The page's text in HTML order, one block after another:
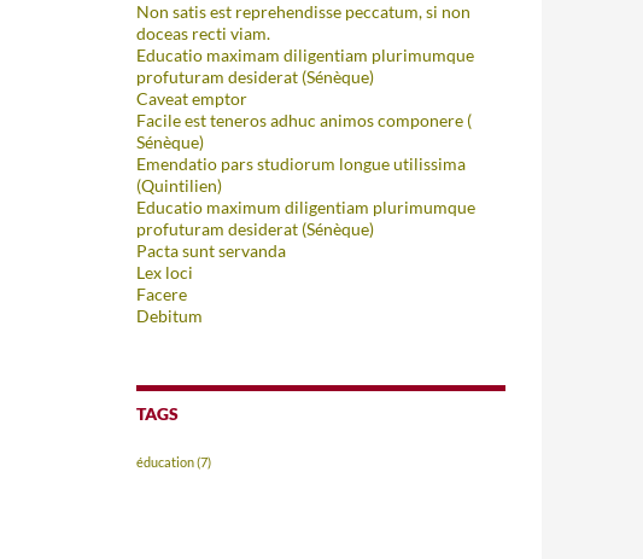
Non satis est reprehendisse peccatum, si non
doceas recti viam.
Educatio maximam diligentiam plurimumque
profuturam desiderat (Sénèque)
Caveat emptor
Facile est teneros adhuc animos componere (
Sénèque)
Emendatio pars studiorum longue utilissima
(Quintilien)
Educatio maximum diligentiam plurimumque
profuturam desiderat (Sénèque)
Pacta sunt servanda
Lex loci
Facere
Debitum
TAGS
éducation(7)